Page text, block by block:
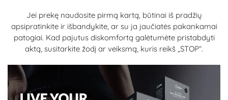
Jei prekę naudosite pirmą kartą, būtinai iš pradžių
apsipratinkite ir išbandykite, ar su ja jaučiatės pakankamai
patogiai. Kad pajutus diskomfortą galėtumėte pristabdyti
aktą, susitarkite žodį ar veiksmą, kuris reikš „STOP“.